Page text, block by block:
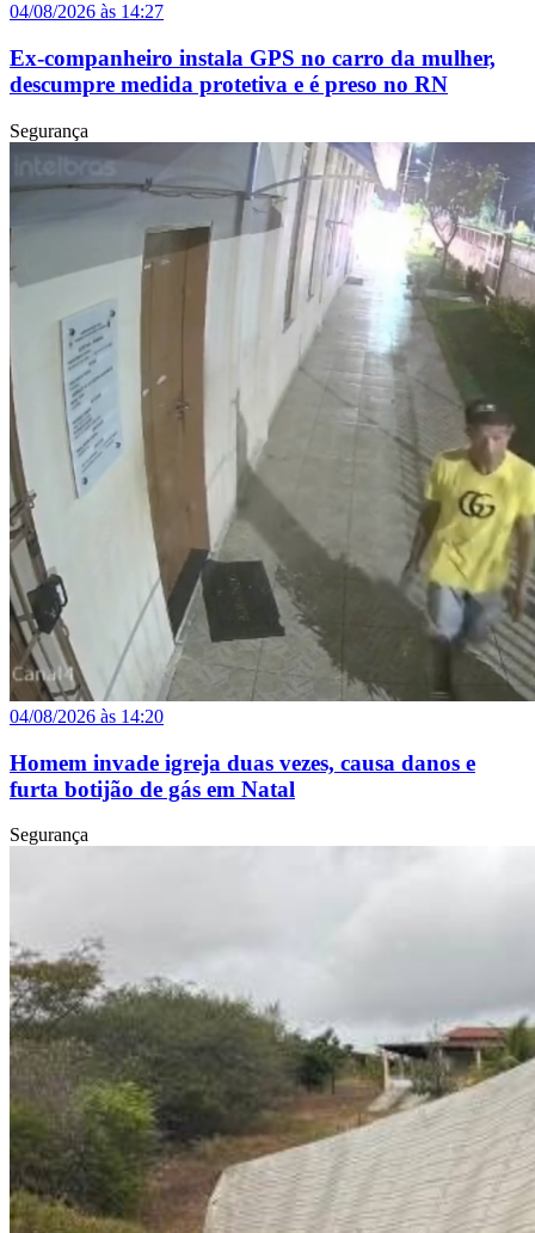
04/08/2026 às 14:27
Ex-companheiro instala GPS no carro da mulher,
descumpre medida protetiva e é preso no RN
Segurança
04/08/2026 às 14:20
Homem invade igreja duas vezes, causa danos e
furta botijão de gás em Natal
Segurança